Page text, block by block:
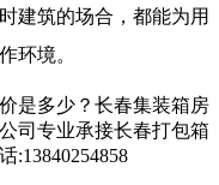
建筑的场合，都能为用
环境。
是多少？长春集装箱房
司专业承接长春打包箱
:13840254858